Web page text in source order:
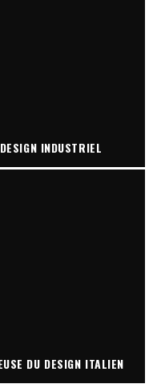
INDUSTRIEL
DU DESIGN ITALIEN